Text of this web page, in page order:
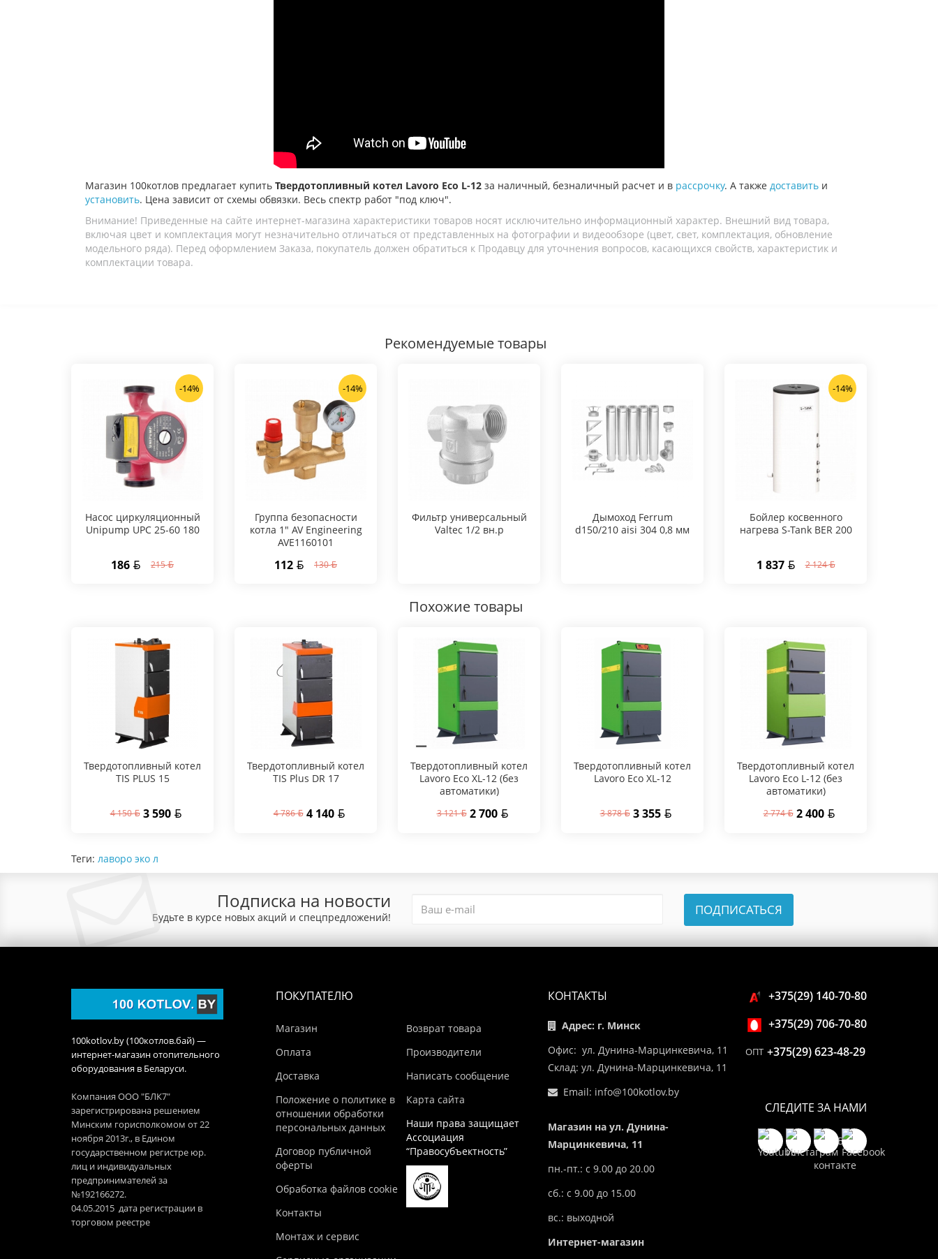
Магазин 100котлов предлагает купить Твердотопливный котел Lavoro Eco L-12 за наличный, безналичный расчет и в рассрочку. А также доставить и
установить. Цена зависит от схемы обвязки. Весь спектр работ "под ключ".
Внимание! Приведенные на сайте интернет-магазина характеристики товаров носят исключительно информационный характер. Внешний вид товара,
включая цвет и комплектация могут незначительно отличаться от представленных на фотографии и видеообзоре (цвет, свет, комплектация, обновление
модельного ряда). Перед оформлением Заказа, покупатель должен обратиться к Продавцу для уточнения вопросов, касающихся свойств, характеристик и
комплектации товара.
Рекомендуемые товары
-14%
Насос циркуляционный
Unipump UPC 25-60 180
186 215
-14%
Группа безопасности
котла 1" AV Engineering
AVE1160101
112 130
Фильтр универсальный
Valtec 1/2 вн.р
Дымоход Ferrum
d150/210 aisi 304 0,8 мм
-14%
Бойлер косвенного
нагрева S-Tank BER 200
1 837 2 124
Похожие товары
Твердотопливный котел
TIS PLUS 15
4 150 3 590
Твердотопливный котел
TIS Plus DR 17
4 786 4 140
Твердотопливный котел
Lavoro Eco XL-12 (без
автоматики)
3 121 2 700
Твердотопливный котел
Lavoro Eco XL-12
3 878 3 355
Твердотопливный котел
Lavoro Eco L-12 (без
автоматики)
2 774 2 400
Теги: лаворо эко л
Подписка на новости
Будьте в курсе новых акций и спецпредложений! ПОДПИСАТЬСЯ
100kotlov.by (100котлов.бай) —
интернет-магазин отопительного
оборудования в Беларуси.
Компания ООО "БЛК7"
зарегистрирована решением
Минским горисполкомом от 22
ноября 2013г., в Едином
государственном регистре юр.
лиц и индивидуальных
предпринимателей за
№192166272.
04.05.2015 дата регистрации в
торговом реестре
ПОКУПАТЕЛЮ
Магазин
Оплата
Доставка
Положение о политике в
отношении обработки
персональных данных
Договор публичной
оферты
Обработка файлов cookie
Контакты
Монтаж и сервис
Возврат товара
Производители
Написать сообщение
Карта сайта
Наши права защищает
Ассоциация
“Правосубъектность”
КОНТАКТЫ
Адрес: г. Минск
Офис: ул. Дунина-Марцинкевича, 11
Склад: ул. Дунина-Марцинкевича, 11
Email: info@100kotlov.by
Магазин на ул. Дунина-
Марцинкевича, 11
пн.-пт.: с 9.00 до 20.00
сб.: с 9.00 до 15.00
вс.: выходной
Интернет-магазин
+375(29) 140-70-80
+375(29) 706-70-80
ОПТ +375(29) 623-48-29
СЛЕДИТЕ ЗА НАМИ